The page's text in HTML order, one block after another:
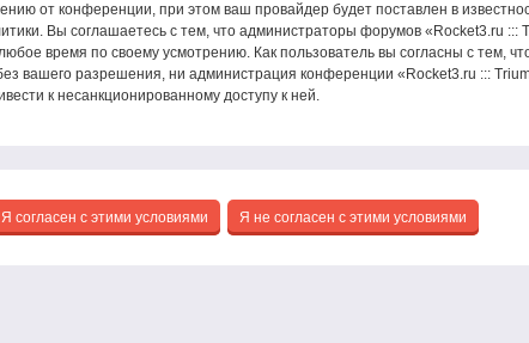
от конференции, при этом ваш провайдер будет поставлен в
Вы соглашаетесь с тем, что администраторы форумов «Rocket3.ru :::
время по своему усмотрению. Как пользователь вы согласны с тем,
вашего разрешения, ни администрация конференции «Rocket3.ru :::
к несанкционированному доступу к ней.